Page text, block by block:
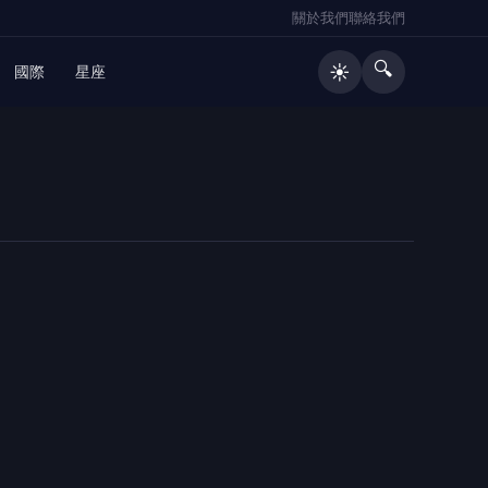
關於我們聯絡我們
國際 星座 ☀️ 🔍